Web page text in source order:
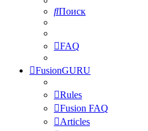
Поиск
FAQ
FusionGURU
Rules
Fusion FAQ
Articles